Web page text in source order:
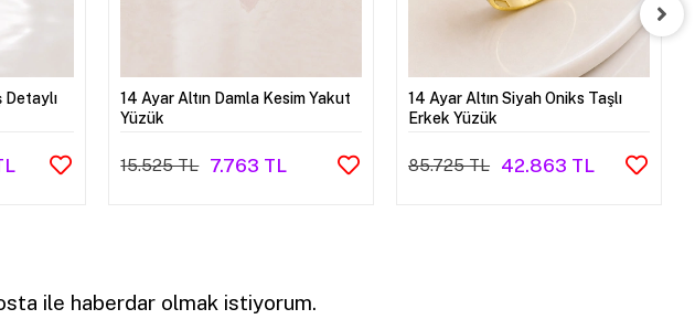
Detaylı
14 Ayar Altın Damla Kesim Yakut
Yüzük
15.525 TL 7.763 TL
14 Ayar Altın Siyah Oniks Taşlı
Erkek Yüzük
85.725 TL 42.863 TL
ile haberdar olmak istiyorum.